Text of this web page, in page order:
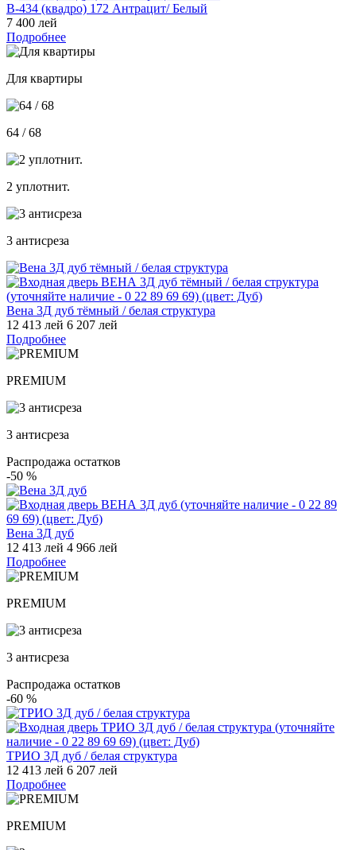
В-434 (квадро) 172 Антрацит/ Белый
7 400 лей
Подробнее
Для квартиры
64 / 68
2 уплотнит.
3 антисреза
Вена 3Д дуб тёмный / белая структура
12 413 лей 6 207 лей
Подробнее
PREMIUM
3 антисреза
Распродажа остатков
-50 %
Вена 3Д дуб
12 413 лей 4 966 лей
Подробнее
PREMIUM
3 антисреза
Распродажа остатков
-60 %
ТРИО 3Д дуб / белая структура
12 413 лей 6 207 лей
Подробнее
PREMIUM